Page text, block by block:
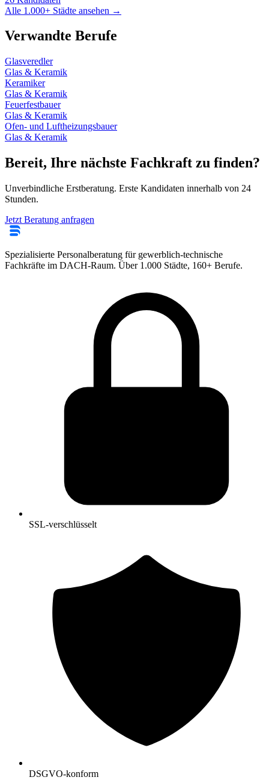
Alle 1.000+ Städte ansehen →
Verwandte Berufe
Glasveredler
Glas & Keramik
Keramiker
Glas & Keramik
Feuerfestbauer
Glas & Keramik
Ofen- und Luftheizungsbauer
Glas & Keramik
Bereit, Ihre nächste Fachkraft zu finden?
Unverbindliche Erstberatung. Erste Kandidaten innerhalb von 24
Stunden.
Jetzt Beratung anfragen
Spezialisierte Personalberatung für gewerblich-technische
Fachkräfte im DACH-Raum. Über 1.000 Städte, 160+ Berufe.
SSL-verschlüsselt
DSGVO-konform